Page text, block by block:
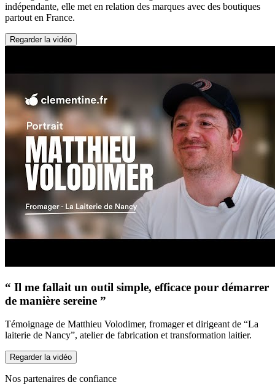
indépendante, elle met en relation des marques avec des boutiques
partout en France.
Regarder la vidéo
“ Il me fallait un outil simple, efficace pour démarrer
de manière sereine ”
Témoignage de Matthieu Volodimer, fromager et dirigeant de “La
laiterie de Nancy”, atelier de fabrication et transformation laitier.
Regarder la vidéo
Nos partenaires de confiance